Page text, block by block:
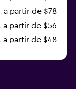
a partir de $78
a partir de $56
a partir de $48